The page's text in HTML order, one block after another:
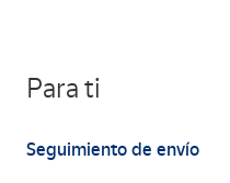
Para ti
Seguimiento de envío